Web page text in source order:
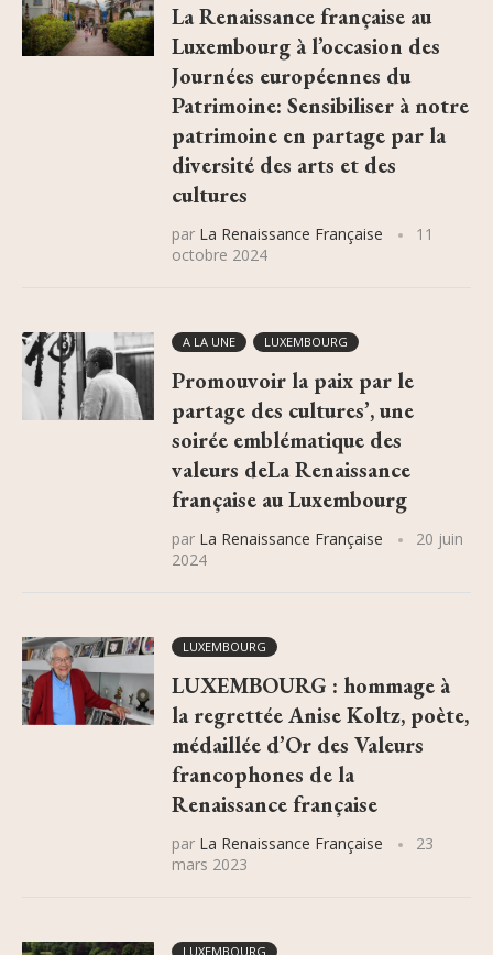
La Renaissance française au
Luxembourg à l’occasion des
Journées européennes du
Patrimoine: Sensibiliser à notre
patrimoine en partage par la
diversité des arts et des
cultures
par La Renaissance Française
11
octobre 2024
A LA UNE LUXEMBOURG
Promouvoir la paix par le
partage des cultures’, une
soirée emblématique des
valeurs deLa Renaissance
française au Luxembourg
par La Renaissance Française
20 juin
2024
LUXEMBOURG
LUXEMBOURG : hommage à
la regrettée Anise Koltz, poète,
médaillée d’Or des Valeurs
francophones de la
Renaissance française
par La Renaissance Française
23
mars 2023
LUXEMBOURG